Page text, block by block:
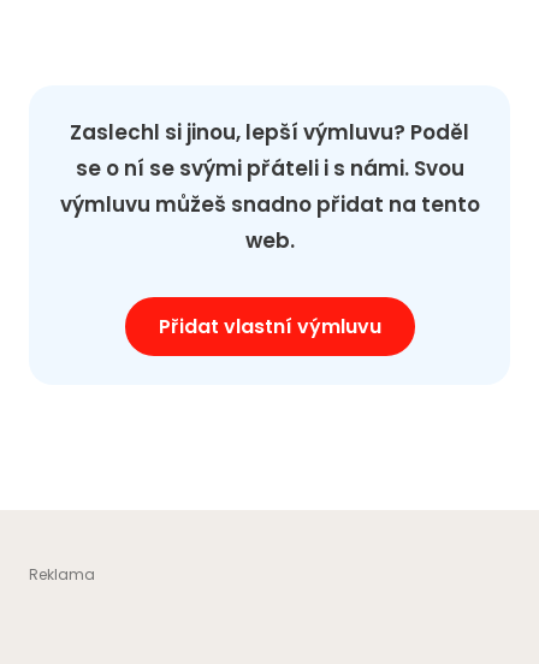
Zaslechl si jinou, lepší výmluvu? Poděl
se o ní se svými přáteli i s námi. Svou
výmluvu můžeš snadno přidat na tento
web.
Přidat vlastní výmluvu